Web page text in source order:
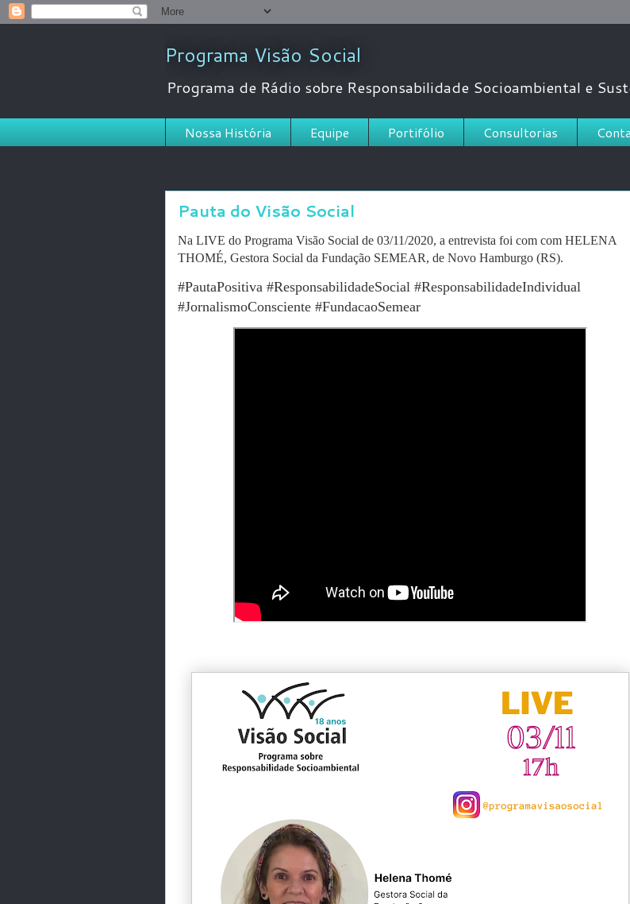
Programa Visão Social
Programa de Rádio sobre Responsabilidade Socioambiental e
Nossa História Equipe Portifólio Consultorias
Pauta do Visão Social
Na LIVE do Programa Visão Social de 03/11/2020, a entrevista foi com com HELENA
THOMÉ, Gestora Social da Fundação SEMEAR, de Novo Hamburgo (RS).
#PautaPositiva #ResponsabilidadeSocial #ResponsabilidadeIndividual
#JornalismoConsciente #FundacaoSemear